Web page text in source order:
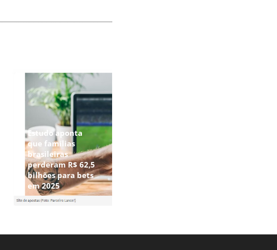
Estudo aponta
que famílias
brasileiras
perderam R$ 62,5
bilhões para bets
em 2025